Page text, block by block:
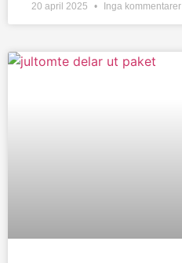
20 april 2025 Inga kommentarer